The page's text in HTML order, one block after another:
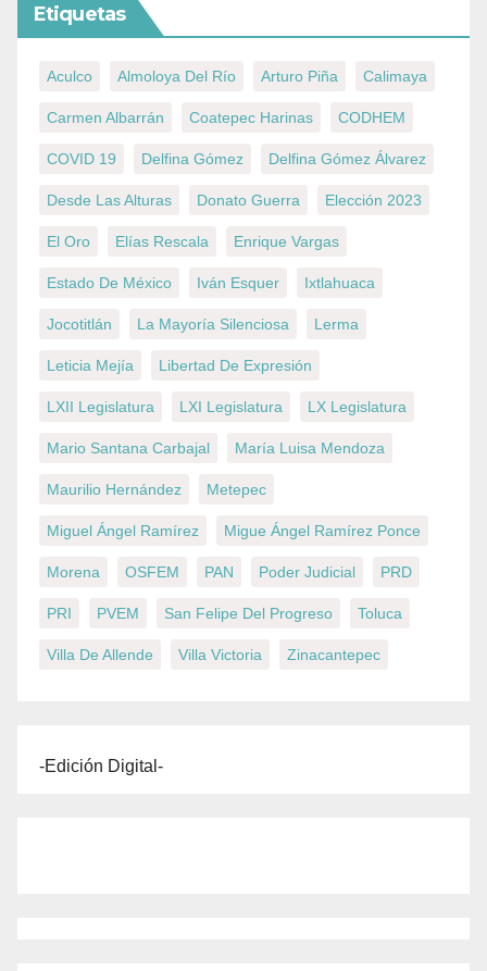
Etiquetas
Aculco Almoloya Del Río Arturo Piña Calimaya
Carmen Albarrán Coatepec Harinas CODHEM
COVID 19 Delfina Gómez Delfina Gómez Álvarez
Desde Las Alturas Donato Guerra Elección 2023
El Oro Elías Rescala Enrique Vargas
Estado De México Iván Esquer Ixtlahuaca
Jocotitlán La Mayoría Silenciosa Lerma
Leticia Mejía Libertad De Expresión
LXII Legislatura LXI Legislatura LX Legislatura
Mario Santana Carbajal María Luisa Mendoza
Maurilio Hernández Metepec
Miguel Ángel Ramírez Migue Ángel Ramírez Ponce
Morena OSFEM PAN Poder Judicial PRD
PRI PVEM San Felipe Del Progreso Toluca
Villa De Allende Villa Victoria Zinacantepec
-Edición Digital-